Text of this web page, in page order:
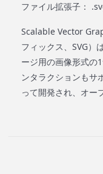
ファイル拡張子：
Scalable Vector
フィックス、SVG）
ージ用の画像形式の
ンタラクションもサ
って開発され、オー